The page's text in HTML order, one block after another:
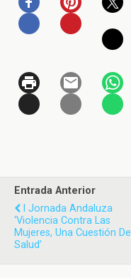
Entrada Anterior
I Jornada Andaluza
‘Violencia Contra Las
Mujeres, Una Cuestión De
Salud’